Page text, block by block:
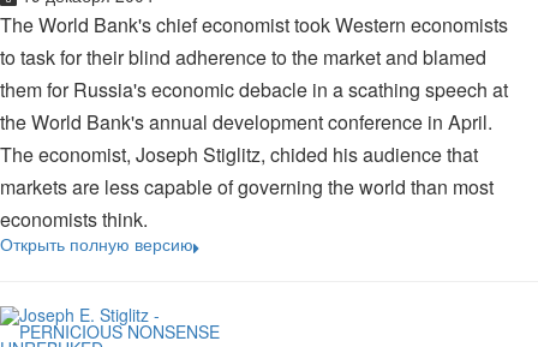
The World Bank's chief economist took Western economists
to task for their blind adherence to the market and blamed
them for Russia's economic debacle in a scathing speech at
the World Bank's annual development conference in April.
The economist, Joseph Stiglitz, chided his audience that
markets are less capable of governing the world than most
economists think.
Открыть полную версию